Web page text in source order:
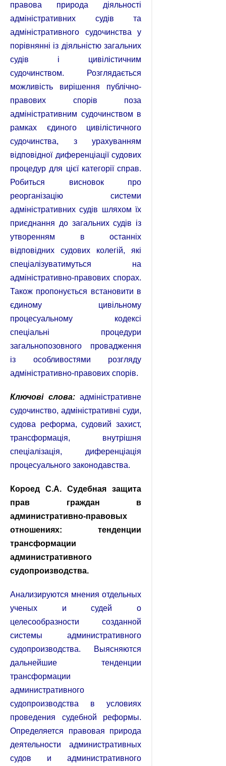
правова природа діяльності
адміністративних судів та
адміністративного судочинства у
порівнянні із діяльністю загальних
судів і цивілістичним
судочинством. Розглядається
можливість вирішення публічно-
правових спорів поза
адміністративним судочинством в
рамках єдиного цивілістичного
судочинства, з урахуванням
відповідної диференціації судових
процедур для цієї категорії справ.
Робиться висновок про
реорганізацію системи
адміністративних судів шляхом їх
приєднання до загальних судів із
утворенням в останніх
відповідних судових колегій, які
спеціалізуватимуться на
адміністративно-правових спорах.
Також пропонується встановити в
єдиному цивільному
процесуальному кодексі
спеціальні процедури
загальнопозовного провадження
із особливостями розгляду
адміністративно-правових спорів.
Ключові слова:адміністративне
судочинство, адміністративні суди,
судова реформа, судовий захист,
трансформація, внутрішня
спеціалізація, диференціація
процесуального законодавства.
Короед С.А. Судебная защита
прав граждан в
административно-правовых
отношениях: тенденции
трансформации
административного
судопроизводства.
Анализируются мнения отдельных
ученых и судей о
целесообразности созданной
системы административного
судопроизводства. Выясняются
дальнейшие тенденции
трансформации
административного
судопроизводства в условиях
проведения судебной реформы.
Определяется правовая природа
деятельности административных
судов и административного